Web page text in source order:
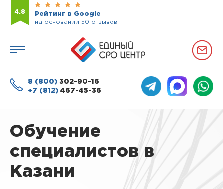
4.8
Рейтинг в Google
на основании 50 отзывов
8 (800) 302-90-16
+7 (812) 467-45-36
Обучение
специалистов в
Казани